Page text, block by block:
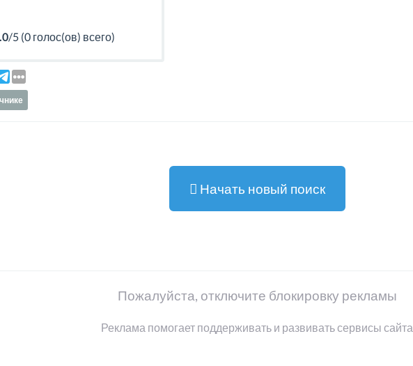
/5 (0 голос(ов) всего)
Начать новый поиск
Пожалуйста, отключите блокировку рекламы
Реклама помогает поддерживать и развивать сервисы сайта